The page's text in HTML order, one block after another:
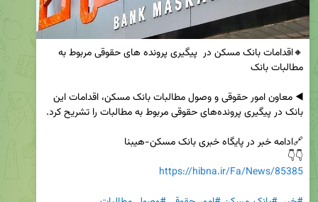
👇👇
https://hibna.ir/Fa/News/85385